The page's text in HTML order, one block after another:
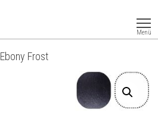
Glass
Menü
Ebony Frost